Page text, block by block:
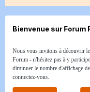
Bienvenue sur Forum
Nous vous invitons à découvrir
Forum - n'hésitez pas à y
diminuer le nombre d'affichage
connectez-vous.